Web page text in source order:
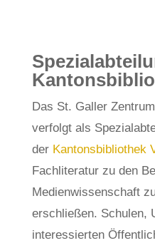
Das St. Galler
verfolgt als
der Kantonsbibliothek
Fachliteratur zu den
Medienwissenschaft
erschließen. Schulen,
interessierten